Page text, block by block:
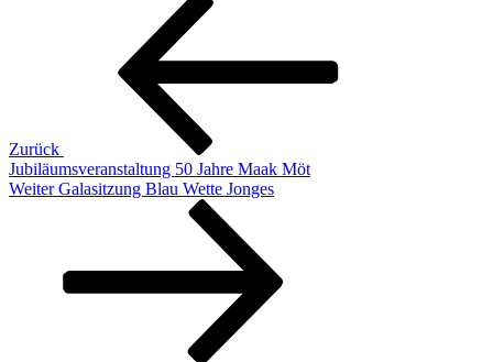
Zurück
Jubiläumsveranstaltung 50 Jahre Maak Möt
Nächster
Weiter Galasitzung Blau Wette Jonges